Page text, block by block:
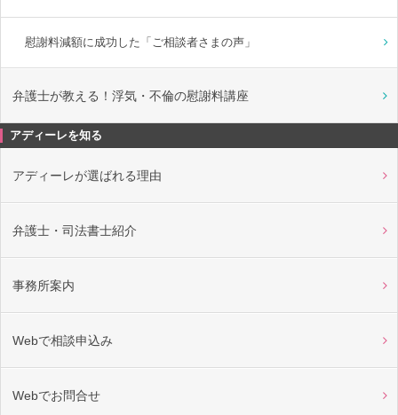
慰謝料減額に成功した「ご相談者さまの声」
弁護士が教える！浮気・不倫の慰謝料講座
アディーレを知る
アディーレが選ばれる理由
弁護士・司法書士紹介
事務所案内
Webで相談申込み
Webでお問合せ